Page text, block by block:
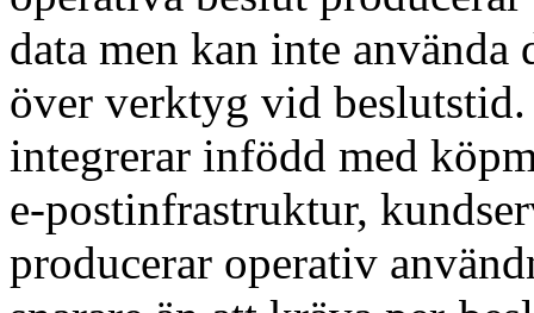
data men kan inte
över verktyg vid
integrerar infödd med
e-postinfrastruktur,
producerar operativ